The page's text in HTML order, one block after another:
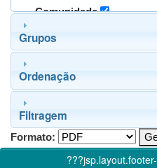
Comunidade
Grupos
Ordenação
Filtragem
Formato: